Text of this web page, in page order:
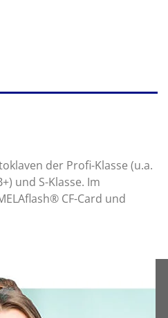
der Profi-Klasse (u.a.
und S-Klasse. Im
CF-Card und